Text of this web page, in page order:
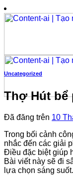
đến
Uncategorized
Thợ Hút bể
Đã đăng trên 10
Trong bối cảnh
nhắc đến các giải
Điều đặc biệt giúp
Bài viết này sẽ đi
lựa chọn sáng suốt.